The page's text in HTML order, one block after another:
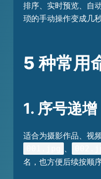
排序、实时预览、自
琐的手动操作变成几秒
5 种常用
1. 序号递增
适合为摄影作品、视
名，也方便后续按顺